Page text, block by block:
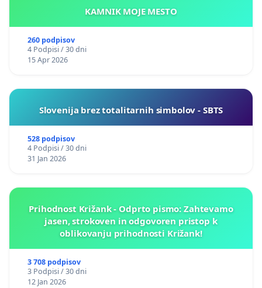
KAMNIK MOJE MESTO
260 podpisov
4 Podpisi / 30 dni
15 Apr 2026
Slovenija brez totalitarnih simbolov - SBTS
528 podpisov
4 Podpisi / 30 dni
31 Jan 2026
Prihodnost Križank - Odprto pismo: Zahtevamo
jasen, strokoven in odgovoren pristop k
oblikovanju prihodnosti Križank!
3 708 podpisov
3 Podpisi / 30 dni
12 Jan 2026